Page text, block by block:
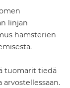
linjan
hamsterien
tuomarit tiedä